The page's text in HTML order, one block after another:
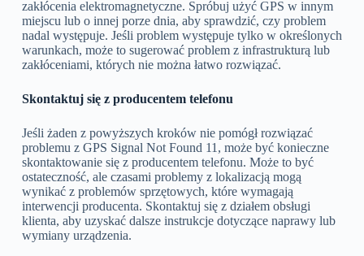
zakłócenia elektromagnetyczne. Spróbuj użyć GPS w innym
miejscu lub o innej porze dnia, aby sprawdzić, czy problem
nadal występuje. Jeśli problem występuje tylko w określonych
warunkach, może to sugerować problem z infrastrukturą lub
zakłóceniami, których nie można łatwo rozwiązać.
Skontaktuj się z producentem telefonu
Jeśli żaden z powyższych kroków nie pomógł rozwiązać
problemu z GPS Signal Not Found 11, może być konieczne
skontaktowanie się z producentem telefonu. Może to być
ostateczność, ale czasami problemy z lokalizacją mogą
wynikać z problemów sprzętowych, które wymagają
interwencji producenta. Skontaktuj się z działem obsługi
klienta, aby uzyskać dalsze instrukcje dotyczące naprawy lub
wymiany urządzenia.